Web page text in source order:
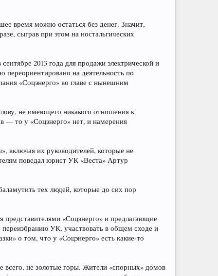
время можно остаться без денег. Значит,
сыграв при этом на ностальгических
2013 года для продажи электрической и
переориентировано на деятельность по
«Соцэнерго» во главе с нынешним
не имеющего никакого отношения к
— то у «Соцэнерго» нет, и намерения
включая их руководителей, которые не
поведал юрист УК «Веста» Артур
тех людей, которые до сих пор
«Соцэнерго» и предлагающие
переизбранию УК, участвовать в общем сходе и
о том, что у «Соцэнерго» есть какие-то
всего, не золотые горы. Жители «спорных» домов